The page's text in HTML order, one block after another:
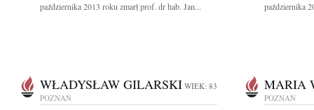
października 2013 roku zmarł prof. dr hab. Jan...
października
WŁADYSŁAW GILARSKI WIEK: 83
POZNAŃ
MARIA
POZNAŃ